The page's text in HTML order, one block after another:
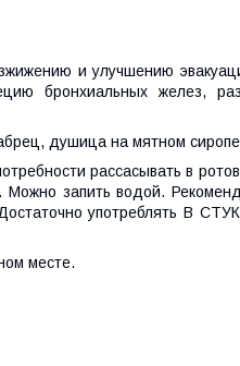
и улучшению
бронхиальных желез,
душица на мятном
рассасывать в
Можно запить водой.
употреблять В
месте.